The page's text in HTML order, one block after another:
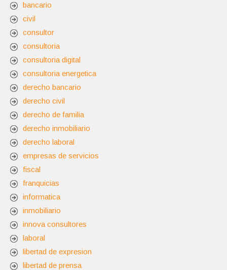
bancario
civil
consultor
consultoria
consultoria digital
consultoria energetica
derecho bancario
derecho civil
derecho de familia
derecho inmobiliario
derecho laboral
empresas de servicios
fiscal
franquicias
informatica
inmobiliario
innova consultores
laboral
libertad de expresion
libertad de prensa